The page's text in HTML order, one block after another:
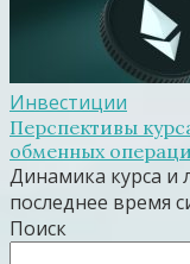
Инвестиции
Перспективы
обменных
Динамика курса и
последнее время
Поиск